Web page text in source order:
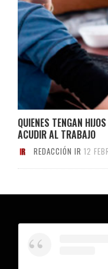
QUIENES TENGAN
ACUDIR AL TRABAJO
REDACCIÓN IR 12